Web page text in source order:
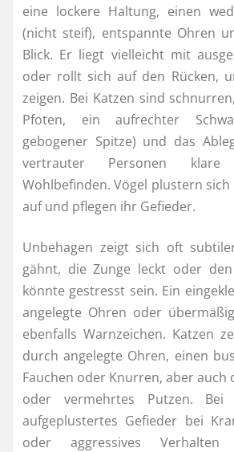
eine lockere Haltung, einen
(nicht steif), entspannte Ohren
Blick. Er liegt vielleicht mit
oder rollt sich auf den Rücken,
zeigen. Bei Katzen sind
Pfoten, ein aufrechter
gebogener Spitze) und das
vertrauter Personen
Wohlbefinden. Vögel plustern
auf und pflegen ihr Gefieder.
Unbehagen zeigt sich oft
gähnt, die Zunge leckt oder
könnte gestresst sein. Ein
angelegte Ohren oder
ebenfalls Warnzeichen. Katzen
durch angelegte Ohren, einen
Fauchen oder Knurren, aber auch
oder vermehrtes Putzen. Bei
aufgeplustertes Gefieder bei
oder aggressives